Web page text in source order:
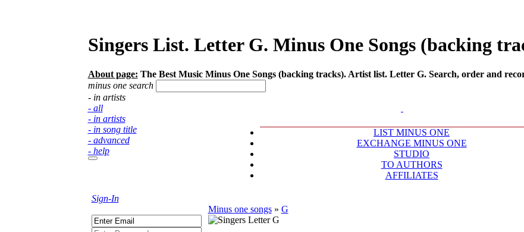
Singers List. Letter G. Minus One Songs (backing
About page: The Best Music Minus One Songs (backing tracks). Artist list. Letter G. Search, order and
minus one search
- in artists
- all
- in artists
- in song title
- advanced
- help
LIST MINUS ONE
EXCHANGE MINUS ONE
STUDIO
TO AUTHORS
AFFILIATES
Sign-In
Minus one songs» G